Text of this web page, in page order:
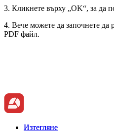
3. Кликнете върху „OK“, за да
4. Вече можете да започнете да
PDF файл.
Изтегляне
Изтегляне